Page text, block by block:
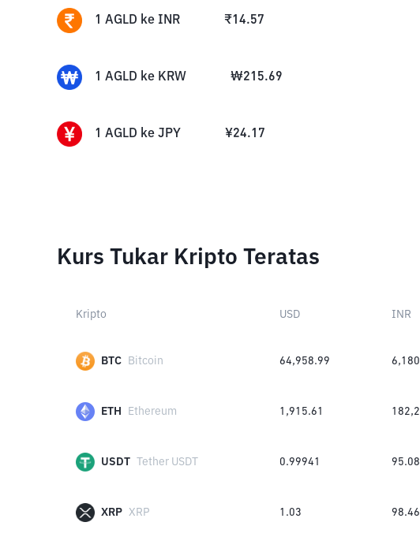
1 AGLD ke INR ₹14.57
1 AGLD ke KRW ₩215.69
1 AGLD ke JPY ¥24.17
Kurs Tukar Kripto Teratas
Kripto USD INR
BTC Bitcoin 64,958.99
ETH Ethereum 1,915.61
USDT Tether USDT 0.99941 95.08
XRP XRP 1.03 98.46